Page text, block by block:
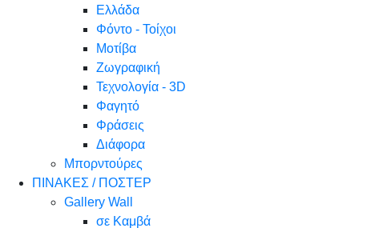
Ελλάδα
Φόντο - Τοίχοι
Μοτίβα
Ζωγραφική
Τεχνολογία - 3D
Φαγητό
Φράσεις
Διάφορα
Μπορντούρες
ΠΙΝΑΚΕΣ / ΠΟΣΤΕΡ
Gallery Wall
σε Καμβά